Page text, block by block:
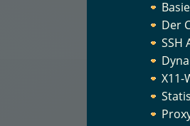
Der
SSH
X11-